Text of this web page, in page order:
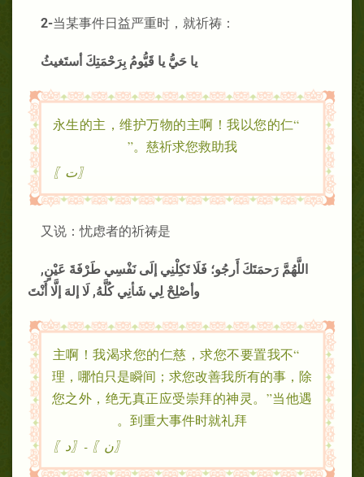
2-当某事件日益严重时，就祈祷：
يا حَيُّ يا قَيُّومُ بِرَحْمَتِكَ أستَغيثُ
“永生的主，维护万物的主啊！我以您的仁
慈祈求您救助我。”
〖ت〗
又说：忧虑者的祈祷是
اللَّهُمَّ رَحمَتَكَ أَرجُو؛ فَلَا تَكِلْنِي إلَى نَفْسِي طَرْفَةَ عَيْنٍ,
وأصْلِحْ لِي شَأنِي كُلَّهُ, لَا إلهَ إلَّا أَنْتَ
“主啊！我渴求您的仁慈，求您不要置我不
理，哪怕只是瞬间；求您改善我所有的事，除
您之外，绝无真正应受崇拜的神灵。”当他遇
到重大事件时就礼拜。
〖ن〗 -〖د〗